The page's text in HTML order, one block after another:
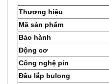
Thương hiệu
Mã sản phẩm
Bảo hành
Động cơ
Công nghệ pin
Đầu lắp bulong